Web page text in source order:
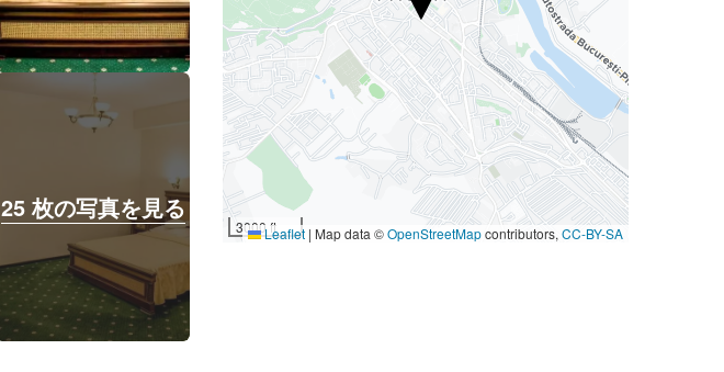
25 枚の写真を見る
3000 ftLeaflet | Map data ©OpenStreetMapcontributors, CC-BY-SA